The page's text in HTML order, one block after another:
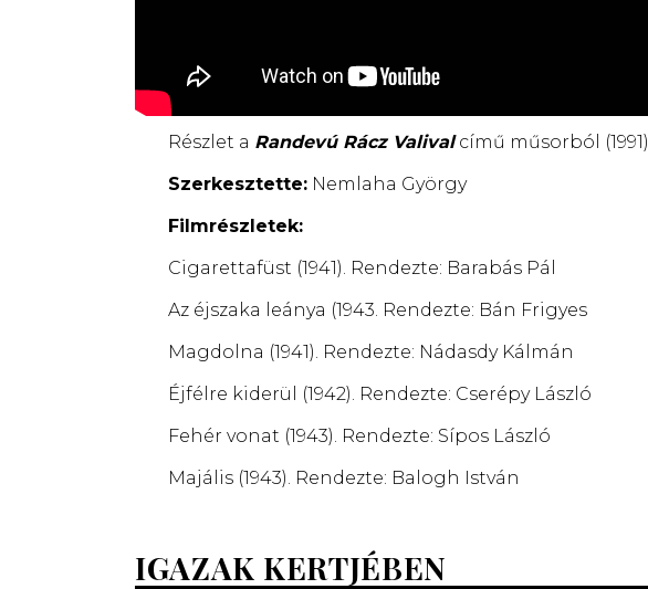
Részlet a Randevú Rácz Valivalcímű műsorból (1991)
Szerkesztette: Nemlaha György
Filmrészletek:
Cigarettafüst (1941). Rendezte: Barabás Pál
Az éjszaka leánya (1943. Rendezte: Bán Frigyes
Magdolna (1941). Rendezte: Nádasdy Kálmán
Éjfélre kiderül (1942). Rendezte: Cserépy László
Fehér vonat (1943). Rendezte: Sípos László
Majális (1943). Rendezte: Balogh István
IGAZAK KERTJÉBEN